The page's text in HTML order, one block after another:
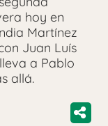
hoy en
Martínez
Juan Luís
a Pablo
allá.